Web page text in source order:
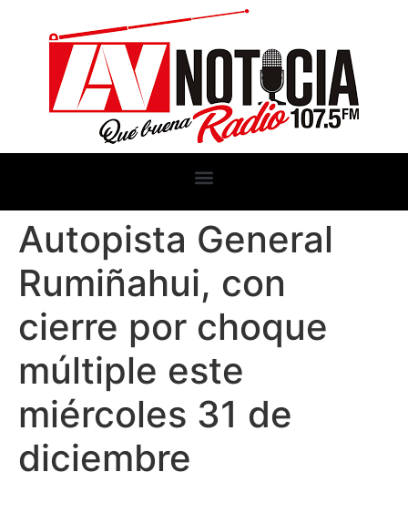
Autopista General
Rumiñahui, con
cierre por choque
múltiple este
miércoles 31 de
diciembre